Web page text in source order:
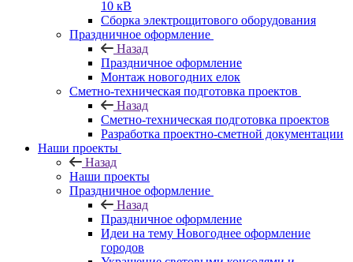
10 кВ
Сборка электрощитового оборудования
Праздничное оформление
Назад
Праздничное оформление
Монтаж новогодних елок
Сметно-техническая подготовка проектов
Назад
Сметно-техническая подготовка проектов
Разработка проектно-сметной документации
Наши проекты
Назад
Наши проекты
Праздничное оформление
Назад
Праздничное оформление
Идеи на тему Новогоднее оформление
городов